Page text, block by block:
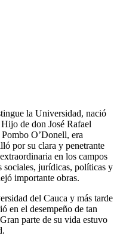
la Universidad, nació
de don José Rafael
O’Donell, era
por su clara y penetrante
en los campos
sociales, jurídicas, políticas y
importante obras.
del Cauca y más tarde
en el desempeño de tan
parte de su vida estuvo